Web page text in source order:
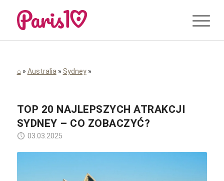
⌂» Australia » Sydney»
TOP 20 NAJLEPSZYCH ATRAKCJI
SYDNEY – CO ZOBACZYĆ?
03.03.2025